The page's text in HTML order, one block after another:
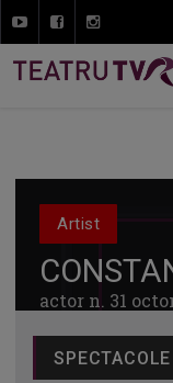
Artist
actor n. 31